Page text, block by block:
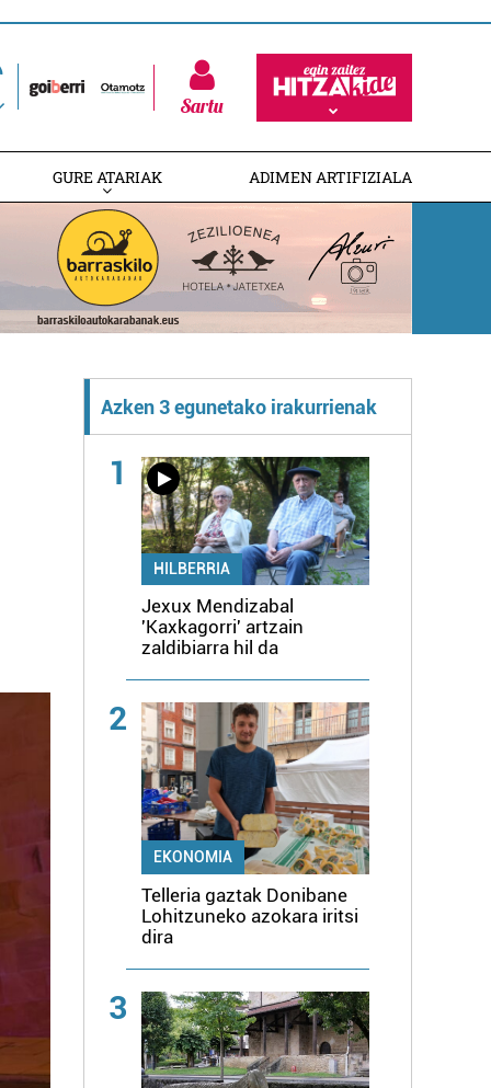
Sartu
GURE ATARIAK ADIMEN ARTIFIZIALA
Azken 3 egunetako irakurrienak
1
HILBERRIA
Jexux Mendizabal
'Kaxkagorri' artzain
zaldibiarra hil da
2
EKONOMIA
Telleria gaztak Donibane
Lohitzuneko azokara iritsi
dira
3